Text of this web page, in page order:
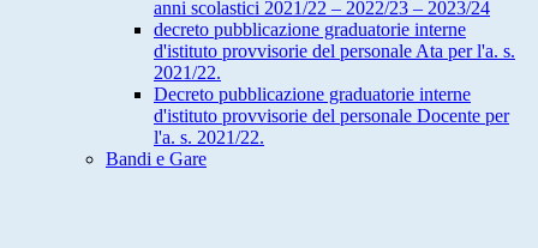
anni scolastici 2021/22 – 2022/23 – 2023/24
decreto pubblicazione graduatorie interne
d'istituto provvisorie del personale Ata per l'a. s.
2021/22.
Decreto pubblicazione graduatorie interne
d'istituto provvisorie del personale Docente per
l'a. s. 2021/22.
Bandi e Gare